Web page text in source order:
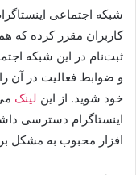
شبکه اجتماعی
کاربران مقرر کرده که
ثبت‌نام در این شبکه
و ضوابط فعالیت در آن
خود شوید. از این لینک
اینستاگرام دسترسی
افزار محبوب به مشکل